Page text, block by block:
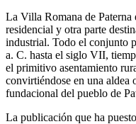
La Villa Romana de Paterna
residencial y otra parte
industrial. Todo el conjunto
a. C. hasta el siglo VII,
el primitivo asentamiento
convirtiéndose en una aldea
fundacional del pueblo de
La publicación que ha